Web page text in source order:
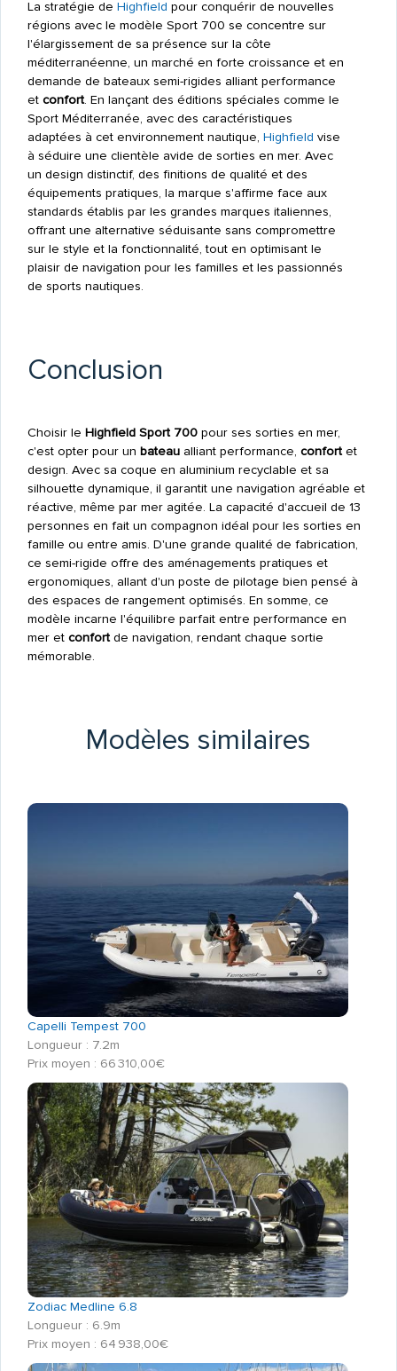
La stratégie de Highfield pour conquérir de nouvelles
régions avec le modèle Sport 700 se concentre sur
l'élargissement de sa présence sur la côte
méditerranéenne, un marché en forte croissance et en
demande de bateaux semi-rigides alliant performance
et confort. En lançant des éditions spéciales comme le
Sport Méditerranée, avec des caractéristiques
adaptées à cet environnement nautique, Highfield vise
à séduire une clientèle avide de sorties en mer. Avec
un design distinctif, des finitions de qualité et des
équipements pratiques, la marque s'affirme face aux
standards établis par les grandes marques italiennes,
offrant une alternative séduisante sans compromettre
sur le style et la fonctionnalité, tout en optimisant le
plaisir de navigation pour les familles et les passionnés
de sports nautiques.
Conclusion
Choisir le Highfield Sport 700pour ses sorties en mer,
c'est opter pour un bateaualliant performance, confortet
design. Avec sa coque en aluminium recyclable et sa
silhouette dynamique, il garantit une navigation agréable et
réactive, même par mer agitée. La capacité d'accueil de 13
personnes en fait un compagnon idéal pour les sorties en
famille ou entre amis. D'une grande qualité de fabrication,
ce semi-rigide offre des aménagements pratiques et
ergonomiques, allant d'un poste de pilotage bien pensé à
des espaces de rangement optimisés. En somme, ce
modèle incarne l'équilibre parfait entre performance en
mer et confortde navigation, rendant chaque sortie
mémorable.
Modèles similaires
Capelli Tempest 700
Longueur : 7.2m
Prix moyen : 66 310,00€
Zodiac Medline 6.8
Longueur : 6.9m
Prix moyen : 64 938,00€